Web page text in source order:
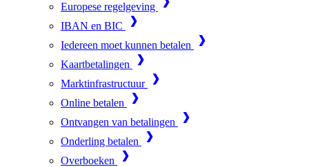
Europese regelgeving
IBAN en BIC
Iedereen moet kunnen betalen
Kaartbetalingen
Marktinfrastructuur
Online betalen
Ontvangen van betalingen
Onderling betalen
Overboeken